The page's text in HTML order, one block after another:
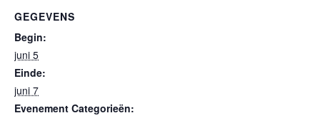
GEGEVENS
Begin:
juni 5
Einde:
juni 7
Evenement Categorieën: